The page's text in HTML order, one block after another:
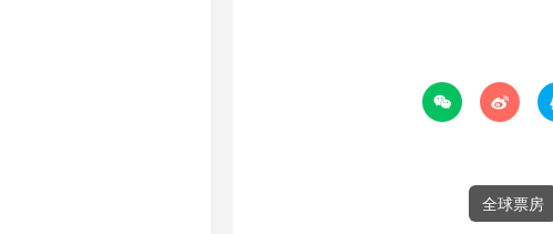
 
全球票房